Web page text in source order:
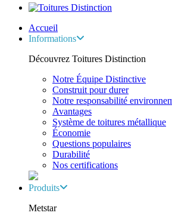
Accueil
Informations
Découvrez Toitures Distinction
Notre Équipe Distinctive
Construit pour durer
Notre responsabilité
Avantages
Système de toitures métallique
Économie
Questions populaires
Durabilité
Nos certifications
Produits
Metstar